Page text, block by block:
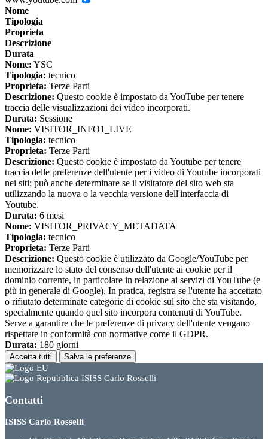
Nome
Tipologia
Proprieta
Descrizione
Durata
Nome: YSC
Tipologia: tecnico
Proprieta: Terze Parti
Descrizione: Questo cookie è impostato da YouTube per tenere
traccia delle visualizzazioni dei video incorporati.
Durata: Sessione
Nome: VISITOR_INFO1_LIVE
Tipologia: tecnico
Proprieta: Terze Parti
Descrizione: Questo cookie è impostato da Youtube per tenere
traccia delle preferenze dell'utente per i video di Youtube incorporati
nei siti; può anche determinare se il visitatore del sito web sta
utilizzando la nuova o la vecchia versione dell'interfaccia di
Youtube.
Durata: 6 mesi
Nome: VISITOR_PRIVACY_METADATA
Tipologia: tecnico
Proprieta: Terze Parti
Descrizione: Questo cookie è utilizzato da Google/YouTube per
memorizzare lo stato del consenso dell'utente ai cookie per il
dominio corrente, in particolare in relazione ai servizi di YouTube (e
più in generale di Google). In pratica, registra se l'utente ha accettato
o rifiutato determinate categorie di cookie sul sito che sta visitando,
specialmente quando quel sito incorpora contenuti di YouTube.
Serve a garantire che le preferenze di privacy dell'utente vengano
rispettate in conformità con normative come il GDPR.
Durata: 180 giorni
Accetta tutti Salva le preferenze
ISISS Carlo Rosselli
Contatti
ISISS Carlo Rosselli